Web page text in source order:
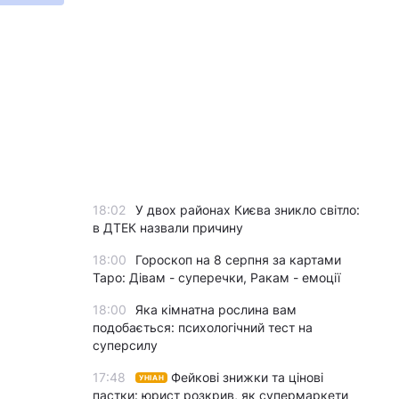
18:02
У двох районах Києва зникло світло:
в ДТЕК назвали причину
18:00
Гороскоп на 8 серпня за картами
Таро: Дівам - суперечки, Ракам - емоції
18:00
Яка кімнатна рослина вам
подобається: психологічний тест на
суперсилу
17:48 УНІАН
Фейкові знижки та цінові
пастки: юрист розкрив, як супермаркети